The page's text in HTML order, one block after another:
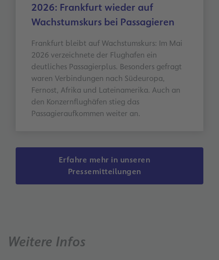
2026: Frankfurt wieder auf
Wachstumskurs bei Passagieren
Frankfurt bleibt auf Wachstumskurs: Im Mai
2026 verzeichnete der Flughafen ein
deutliches Passagierplus. Besonders gefragt
waren Verbindungen nach Südeuropa,
Fernost, Afrika und Lateinamerika. Auch an
den Konzernflughäfen stieg das
Passagieraufkommen weiter an.
Erfahre mehr in unseren
Pressemitteilungen
Weitere Infos